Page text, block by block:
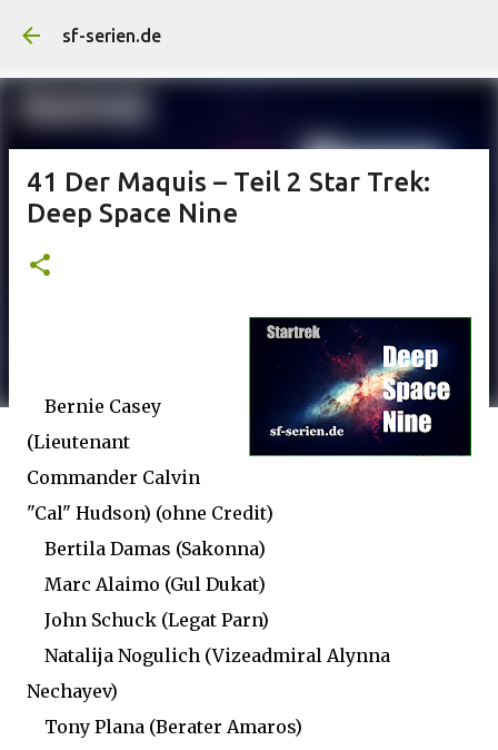
sf-serien.de
41 Der Maquis – Teil 2 Star Trek:
Deep Space Nine
Bernie Casey
(Lieutenant
Commander Calvin
"Cal" Hudson) (ohne Credit)
Bertila Damas (Sakonna)
Marc Alaimo (Gul Dukat)
John Schuck (Legat Parn)
Natalija Nogulich (Vizeadmiral Alynna
Nechayev)
Tony Plana (Berater Amaros)